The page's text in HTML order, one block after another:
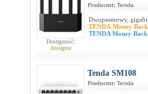
Dostępność:
dostępne
Producent: Tenda
Dwupasmowy,
TENDA Money Back
TENDA Money Back
Tenda SM108
Producent: Tenda